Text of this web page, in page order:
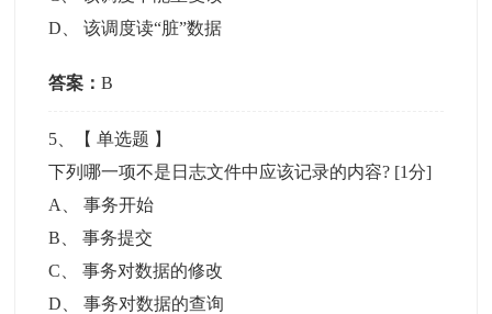
D 、该调度读“脏”数据
答案：B
5 、【单选题 】
下列哪一项不是日志文件中应该记录的内容? [1分]
A
、事务开始
B 、事务提交
C 、事务对数据的修改
D 、事务对数据的查询